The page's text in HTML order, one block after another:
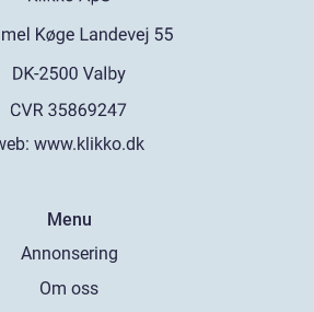
www.klikko.dk
Menu
Annonsering
Om oss